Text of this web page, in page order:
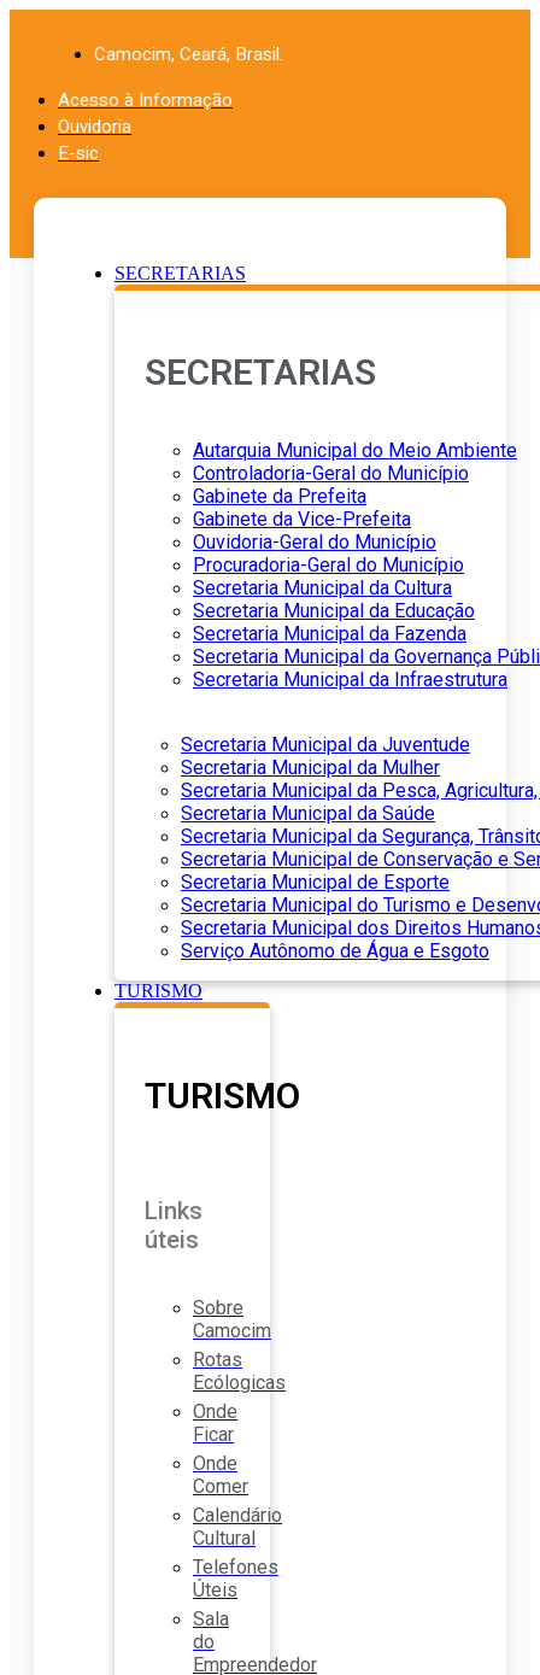
Camocim, Ceará, Brasil.
Acesso à Informação
Ouvidoria
E-sic
SECRETARIAS
SECRETARIAS
Autarquia Municipal do Meio Ambiente
Controladoria-Geral do Município
Gabinete da Prefeita
Gabinete da Vice-Prefeita
Ouvidoria-Geral do Município
Procuradoria-Geral do Município
Secretaria Municipal da Cultura
Secretaria Municipal da Educação
Secretaria Municipal da Fazenda
Secretaria Municipal da Governança
Secretaria Municipal da Infraestrutura
Secretaria Municipal da Juventude
Secretaria Municipal da Mulher
Secretaria Municipal da Pesca,
Secretaria Municipal da Saúde
Secretaria Municipal da Segurança,
Secretaria Municipal de Conservação e
Secretaria Municipal de Esporte
Secretaria Municipal do Turismo e
Secretaria Municipal dos Direitos
Serviço Autônomo de Água e Esgoto
TURISMO
TURISMO
Links
úteis
Sobre
Camocim
Rotas
Ecólogicas
Onde
Ficar
Onde
Comer
Calendário
Cultural
Telefones
Úteis
Sala
do
Empreendedor